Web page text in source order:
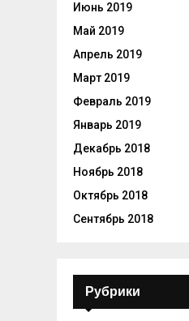
Июнь 2019
Май 2019
Апрель 2019
Март 2019
Февраль 2019
Январь 2019
Декабрь 2018
Ноябрь 2018
Октябрь 2018
Сентябрь 2018
Рубрики